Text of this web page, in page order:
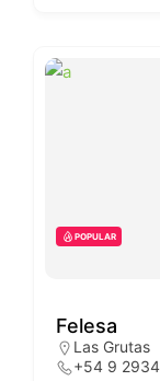
POPULAR
Felesa
Las Grutas
+54 9